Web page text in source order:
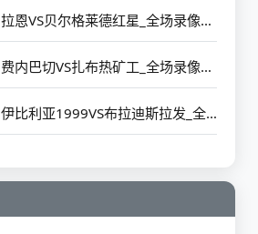
2026年07月30日 拉恩VS贝尔格莱德红星_全场录像【高清回放】
2026年07月30日 费内巴切VS扎布热矿工_全场录像【高清回放】
2026年07月30日 伊比利亚1999VS布拉迪斯拉发_全场录像【高清回放】